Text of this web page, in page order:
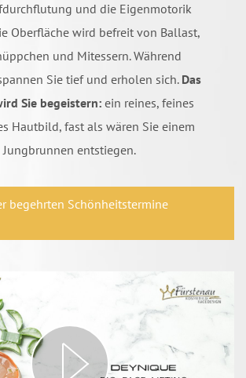
und die Eigenmotorik
Oberfläche wird befreit von Ballast,
und Mitessern. Während
Sie tief und erholen sich. Das
Sie begeistern:ein reines, feines
Hautbild, fast als wären Sie einem
Jungbrunnen entstiegen.
begehrten Schönheitstermine